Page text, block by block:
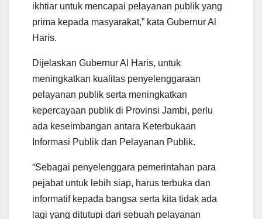
ikhtiar untuk mencapai pelayanan publik yang
prima kepada masyarakat,” kata Gubernur Al
Haris.
Dijelaskan Gubernur Al Haris, untuk
meningkatkan kualitas penyelenggaraan
pelayanan publik serta meningkatkan
kepercayaan publik di Provinsi Jambi, perlu
ada keseimbangan antara Keterbukaan
Informasi Publik dan Pelayanan Publik.
“Sebagai penyelenggara pemerintahan para
pejabat untuk lebih siap, harus terbuka dan
informatif kepada bangsa serta kita tidak ada
lagi yang ditutupi dari sebuah pelayanan